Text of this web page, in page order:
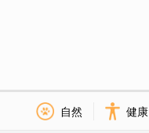
自然 健康